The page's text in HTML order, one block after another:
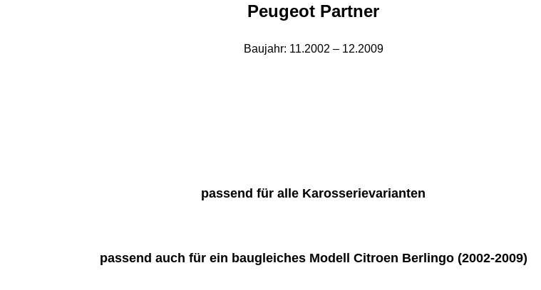
Peugeot Partner
Baujahr: 11.2002 – 12.2009
passend für alle Karosserievarianten
passend auch für ein baugleiches Modell Citroen Berlingo (2002-2009)